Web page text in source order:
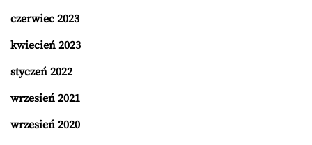
czerwiec 2023
kwiecień 2023
styczeń 2022
wrzesień 2021
wrzesień 2020